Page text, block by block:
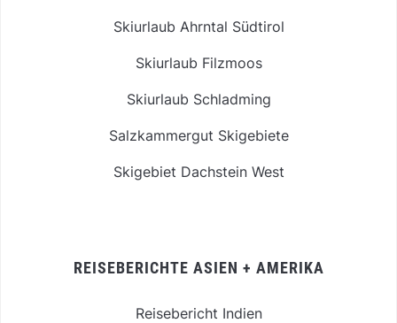
Skiurlaub Ahrntal Südtirol
Skiurlaub Filzmoos
Skiurlaub Schladming
Salzkammergut Skigebiete
Skigebiet Dachstein West
REISEBERICHTE ASIEN + AMERIKA
Reisebericht Indien